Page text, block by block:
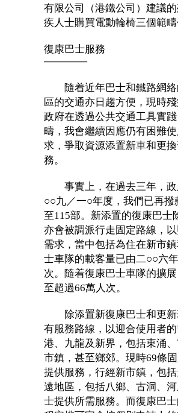
有限公司（港鐵公司）建議
疾人士購買電動輪椅三個範
復康巴士服務
──────
隨着近年巴士和鐵路網絡
區的交通亦日趨方便，現時
政府在透過公共交通工具實
疇，我會繼續因應仍有困難
求，爭取資源添置新車和更
務。
事實上，在過去三年，政
○○九／一○年度，我們已再
至115部。新添置的復康巴士
亦會被調派行走固定路線，
需求，當中包括為住在新市
士車隊的載客量已由二○○六
次。隨着復康巴士車隊的擴
至超過66萬人次。
除添置新復康巴士和更新
有服務路線，以迎合使用者
港、九龍及新界，包括東涌
市鎮，甚至鄉郊。現時69條
提供服務，行經新市鎮，包
遠地區，包括八鄉、古洞、
士提供所需服務。而復康巴